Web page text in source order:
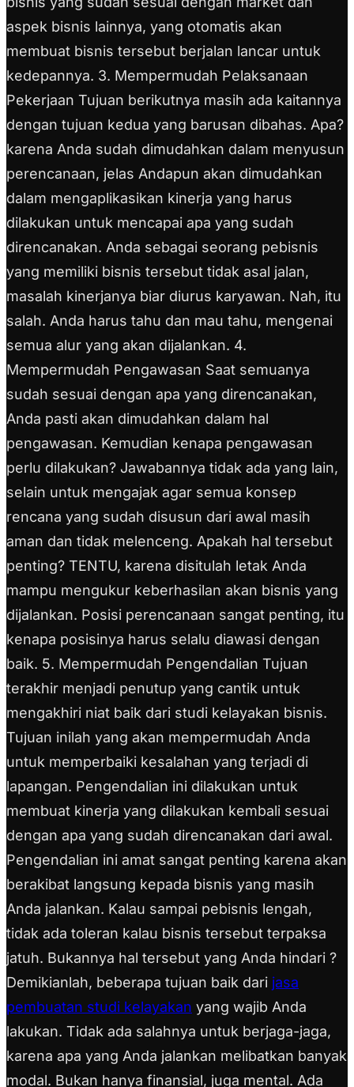
aspek bisnis lainnya, yang otomatis akan
membuat bisnis tersebut berjalan lancar untuk
kedepannya. 3. Mempermudah Pelaksanaan
Pekerjaan Tujuan berikutnya masih ada kaitannya
dengan tujuan kedua yang barusan dibahas. Apa?
karena Anda sudah dimudahkan dalam menyusun
perencanaan, jelas Andapun akan dimudahkan
dalam mengaplikasikan kinerja yang harus
dilakukan untuk mencapai apa yang sudah
direncanakan. Anda sebagai seorang pebisnis
yang memiliki bisnis tersebut tidak asal jalan,
masalah kinerjanya biar diurus karyawan. Nah, itu
salah. Anda harus tahu dan mau tahu, mengenai
semua alur yang akan dijalankan. 4.
Mempermudah Pengawasan Saat semuanya
sudah sesuai dengan apa yang direncanakan,
Anda pasti akan dimudahkan dalam hal
pengawasan. Kemudian kenapa pengawasan
perlu dilakukan? Jawabannya tidak ada yang lain,
selain untuk mengajak agar semua konsep
rencana yang sudah disusun dari awal masih
aman dan tidak melenceng. Apakah hal tersebut
penting? TENTU, karena disitulah letak Anda
mampu mengukur keberhasilan akan bisnis yang
dijalankan. Posisi perencanaan sangat penting, itu
kenapa posisinya harus selalu diawasi dengan
baik. 5. Mempermudah Pengendalian Tujuan
terakhir menjadi penutup yang cantik untuk
mengakhiri niat baik dari studi kelayakan bisnis.
Tujuan inilah yang akan mempermudah Anda
untuk memperbaiki kesalahan yang terjadi di
lapangan. Pengendalian ini dilakukan untuk
membuat kinerja yang dilakukan kembali sesuai
dengan apa yang sudah direncanakan dari awal.
Pengendalian ini amat sangat penting karena akan
berakibat langsung kepada bisnis yang masih
Anda jalankan. Kalau sampai pebisnis lengah,
tidak ada toleran kalau bisnis tersebut terpaksa
jatuh. Bukannya hal tersebut yang Anda hindari ?
Demikianlah, beberapa tujuan baik dari jasa
pembuatan studi kelayakan yang wajib Anda
lakukan. Tidak ada salahnya untuk berjaga-jaga,
karena apa yang Anda jalankan melibatkan banyak
modal. Bukan hanya finansial, juga mental. Ada